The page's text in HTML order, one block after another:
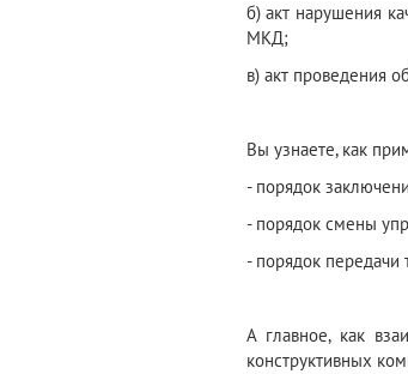
б) акт нарушения
МКД;
в) акт проведения
Вы узнаете, как
- порядок
- порядок смены
- порядок
А главное, как
конструктивных